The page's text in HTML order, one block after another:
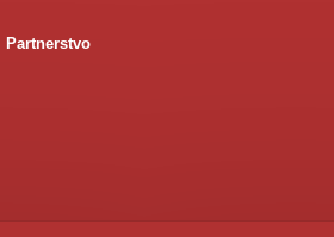
Partnerstvo